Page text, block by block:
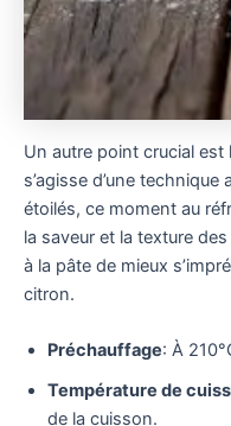
Un autre point crucial est
s’agisse d’une
étoilés, ce moment au
la saveur et la texture
à la pâte de mieux
citron.
Préchauffage: À
Température de
de la cuisson.